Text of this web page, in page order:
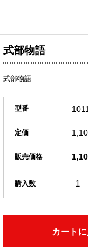
式部物語
式部物語
型番
定価
販売価格
購入数